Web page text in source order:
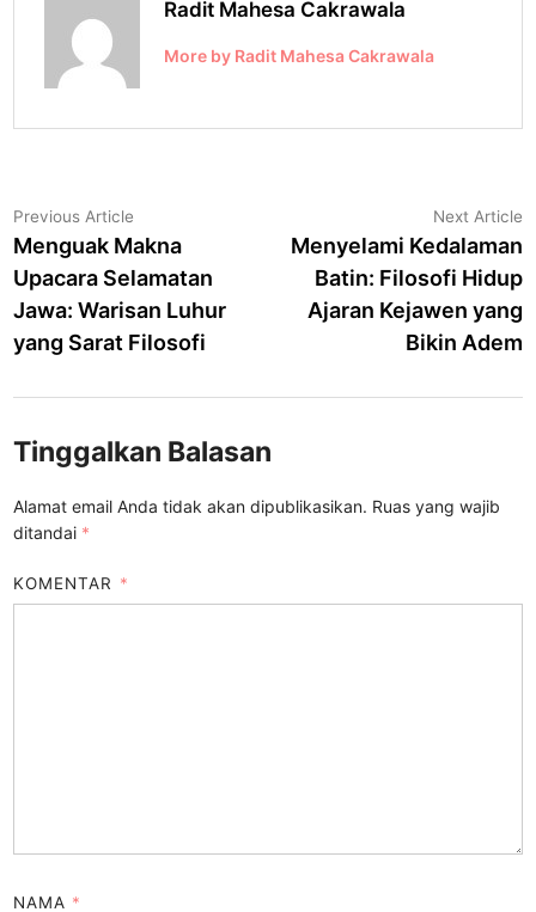
Radit Mahesa Cakrawala
More by Radit Mahesa Cakrawala
Navigasi
pos
Previous Article
article:
Menguak Makna
Upacara Selamatan
Jawa: Warisan Luhur
yang Sarat Filosofi
Next Article
Menyelami Kedalaman
Batin: Filosofi Hidup
Ajaran Kejawen yang
Bikin Adem
Tinggalkan Balasan
Alamat email Anda tidak akan dipublikasikan. Ruas yang wajib
ditandai *
KOMENTAR *
NAMA *